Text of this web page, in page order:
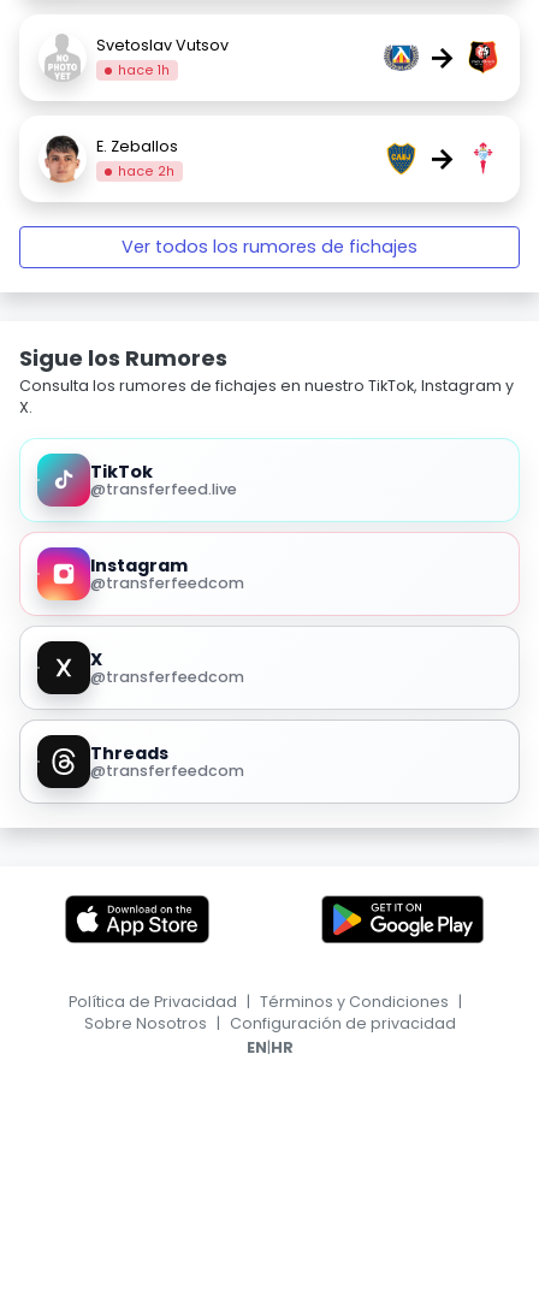
Svetoslav Vutsov
hace 1h →
E. Zeballos
hace 2h →
Ver todos los rumores de fichajes
Sigue los Rumores
Consulta los rumores de fichajes en nuestro TikTok, Instagram y
X.
TikTok
@transferfeed.live
Instagram
@transferfeedcom
X
@transferfeedcom
Threads
@transferfeedcom
Política de Privacidad | Términos y Condiciones |
Sobre Nosotros | Configuración de privacidad
EN|HR